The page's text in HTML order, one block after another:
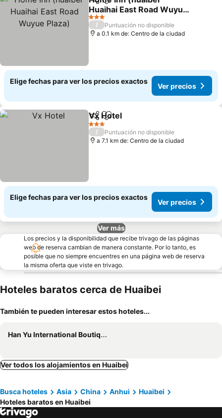
CompartirAgregar a favoritos
Huaihai East Road Wuyue
Plaza)
Ver precios
3 Estrellas
/
Puntuación no disponible
a 0.1 km de: Centro de la ciudad
Elige fechas para ver los precios exactos
Ver precios
CompartirAgregar a favoritos
Vx Hotel
3 Estrellas
/
Puntuación no disponible
a 7.1 km de: Centro de la ciudad
Elige fechas para ver los precios exactos
Ver precios
Ver más
Los precios y la disponibilidad que recibe trivago de las páginas
web de reserva cambian de manera constante. Por lo tanto, es
posible que no siempre encuentres en una página web de reserva
la misma oferta que viste en trivago.
Hoteles baratos cerca de Huaibei
También te pueden interesar estos hoteles...
Han Yu International Boutique Hotel
Ver todos los alojamientos en Huaibei
Busca hoteles Asia China Anhui
Huaibei
Hoteles baratos en Huaibei